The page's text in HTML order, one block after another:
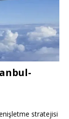
stratejisi